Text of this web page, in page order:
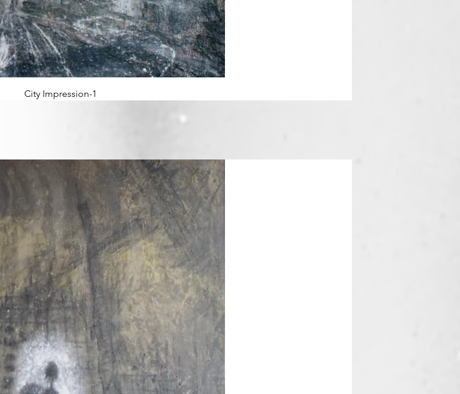
City Impression-1